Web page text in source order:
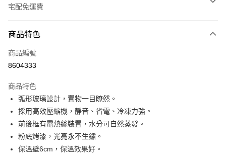
宅配免運費
信用卡一次付款
LINE Pay
街口支付
悠遊付
AFTEE先享後付
相關說明
商品特色
商品編號
8604333
商品特色
弧形玻璃設計，置物一目瞭然。
採用高效壓縮機，靜音、省電、冷凍力強。
前後框有電熱絲裝置，水分可自然蒸發。
粉底烤漆，光亮永不生鏽。
保溫壁6cm，保溫效果好。